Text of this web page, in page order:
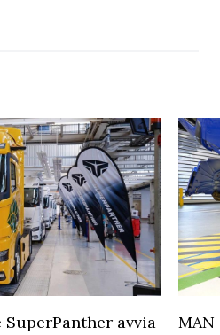
avvia